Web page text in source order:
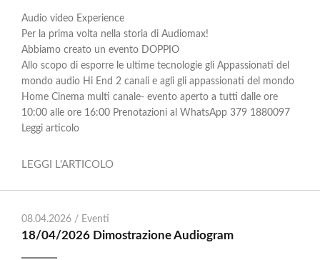
Audio video Experience
Per la prima volta nella storia di Audiomax!
Abbiamo creato un evento DOPPIO
Allo scopo di esporre le ultime tecnologie gli Appassionati del
mondo audio Hi End 2 canali e agli gli appassionati del mondo
Home Cinema multi canale- evento aperto a tutti dalle ore
10:00 alle ore 16:00 Prenotazioni al WhatsApp 379 1880097
Leggi articolo
LEGGI L'ARTICOLO
08.04.2026 / Eventi
18/04/2026 Dimostrazione Audiogram